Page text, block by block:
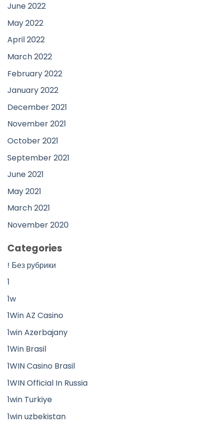
June 2022
May 2022
April 2022
March 2022
February 2022
January 2022
December 2021
November 2021
October 2021
September 2021
June 2021
May 2021
March 2021
November 2020
Categories
! Без рубрики
1
1w
1Win AZ Casino
1win Azerbajany
1Win Brasil
1WIN Casino Brasil
1WIN Official In Russia
1win Turkiye
1win uzbekistan